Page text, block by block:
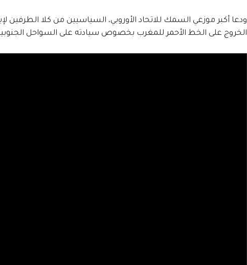
ودعا أكبر موزعي السمك للاتحاد الأوروبي، السياسيين من كلا الطرفين
الخروج على الخط الأحمر للمغرب بخصوص سيادته على السواحل